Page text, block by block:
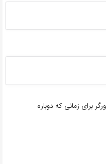
برای زمانی که دوباره